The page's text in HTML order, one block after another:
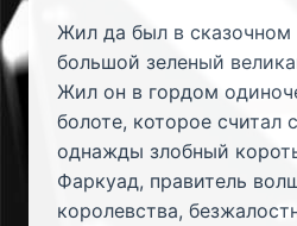
Жил да был в сказочном
большой зеленый
Жил он в гордом
болоте, которое считал
однажды злобный
Фаркуад, правитель
королевства,